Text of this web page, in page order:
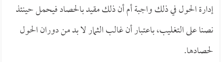
إدارة الحول في ذلك واجبة أم أن ذلك مقيد بالحصاد فيحمل حينئذ
نصنا على التغليب، باعتبار أن غالب الثمار لا بد من دوران الحول
لحصادها.